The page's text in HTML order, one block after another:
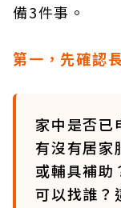
備3件事。
第一，先確認
家中是否已
有沒有居家
或輔具補助
可以找誰？